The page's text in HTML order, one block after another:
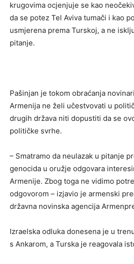
krugovima ocjenjuje se kao
da se potez Tel Aviva tumači i kao
usmjerena prema Turskoj, a ne
pitanje.
Pašinjan je tokom obraćanja
Armenija ne želi učestvovati u
drugih država niti dopustiti da se
političke svrhe.
– Smatramo da neulazak u pitanje
genocida u oružje odgovara
Armenije. Zbog toga ne vidimo
odgovorom – izjavio je armenski
državna novinska agencija
Izraelska odluka donesena je u
s Ankarom, a Turska je reagovala